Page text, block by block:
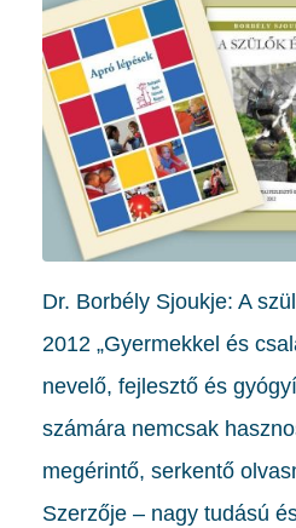
Dr. Borbély Sjoukje: A
2012 „Gyermekkel és
nevelő, fejlesztő és
számára nemcsak
megérintő, serkentő
Szerzője – nagy tudású